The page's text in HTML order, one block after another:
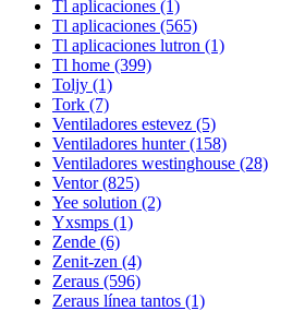
Tl aplicaciones (1)
Tl aplicaciones (565)
Tl aplicaciones lutron (1)
Tl home (399)
Toljy (1)
Tork (7)
Ventiladores estevez (5)
Ventiladores hunter (158)
Ventiladores westinghouse (28)
Ventor (825)
Yee solution (2)
Yxsmps (1)
Zende (6)
Zenit-zen (4)
Zeraus (596)
Zeraus línea tantos (1)